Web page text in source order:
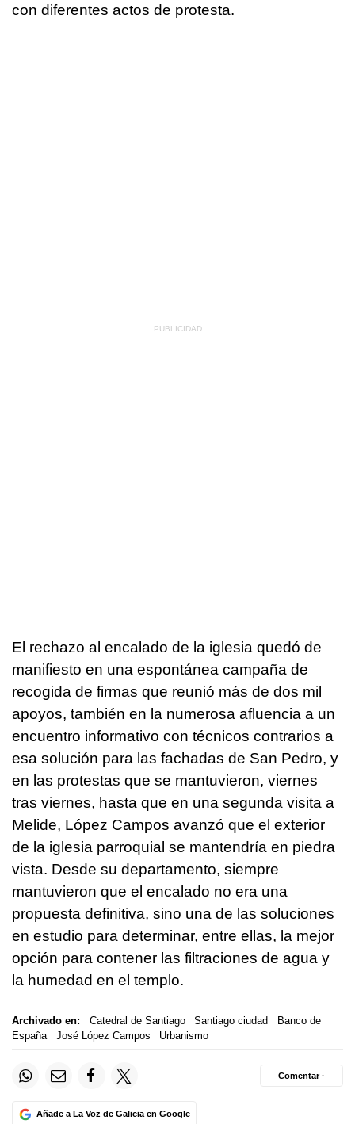
con diferentes actos de protesta.
El rechazo al encalado de la iglesia quedó de
manifiesto en una espontánea campaña de
recogida de firmas que reunió más de dos mil
apoyos, también en la numerosa afluencia a un
encuentro informativo con técnicos contrarios a
esa solución para las fachadas de San Pedro, y
en las protestas que se mantuvieron, viernes
tras viernes, hasta que en una segunda visita a
Melide, López Campos avanzó que el exterior
de la iglesia parroquial se mantendría en piedra
vista. Desde su departamento, siempre
mantuvieron que el encalado no era una
propuesta definitiva, sino una de las soluciones
en estudio para determinar, entre ellas, la mejor
opción para contener las filtraciones de agua y
la humedad en el templo.
Archivado en: Catedral de Santiago Santiago ciudad
Banco de
España
José López Campos Urbanismo
Añade a La Voz de Galicia en Google
Comentar ·